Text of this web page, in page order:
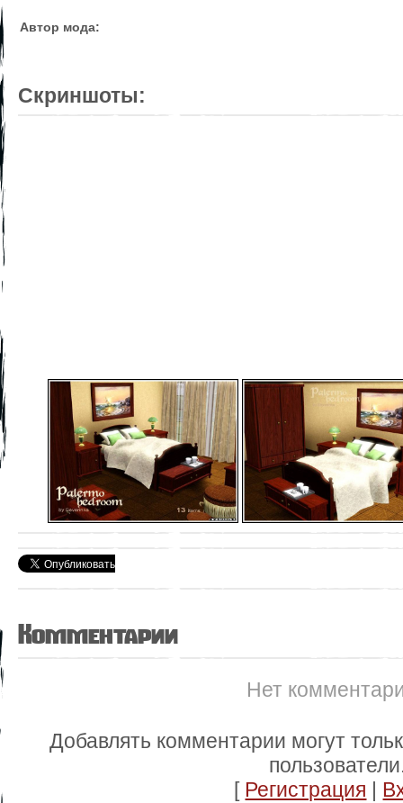
Автор мода:
Скриншоты:
Комментарии
Нет
Добавлять комментарии могут
[ Регистрация